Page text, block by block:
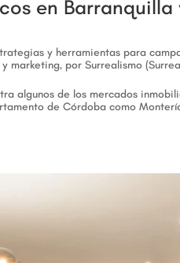
en
y herramientas para
marketing, por Surrealismo
algunos de los mercados
de Córdoba como